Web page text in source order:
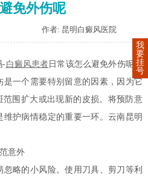
免外伤呢
作者: 昆明白癜风医院
-白癜风患者 日常该怎么避免外伤呢？
一个需要特别留意的因素，因为它
范围扩大或出现新的皮损。将预防意
护病情稳定的重要一环。云南昆明
意外
略的小风险。使用刀具、剪刀等利
我
要
挂
号